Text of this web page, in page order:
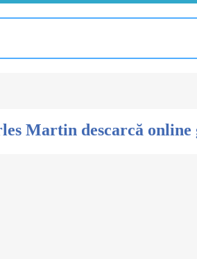
Martin descarcă